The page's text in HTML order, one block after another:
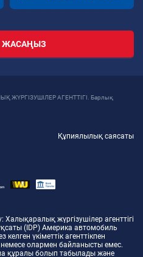
ЖАСАҢЫЗ
ЖҮРГІЗУШІЛЕР АГЕНТТІГІ. Барлық
Құпиялылық саясаты
: Халықаралық жүргізушілер агенттігі
(IDP) Америка автомобиль
үкіметтік агенттікпен
олармен байланысты емес.
құралы болып табылады және